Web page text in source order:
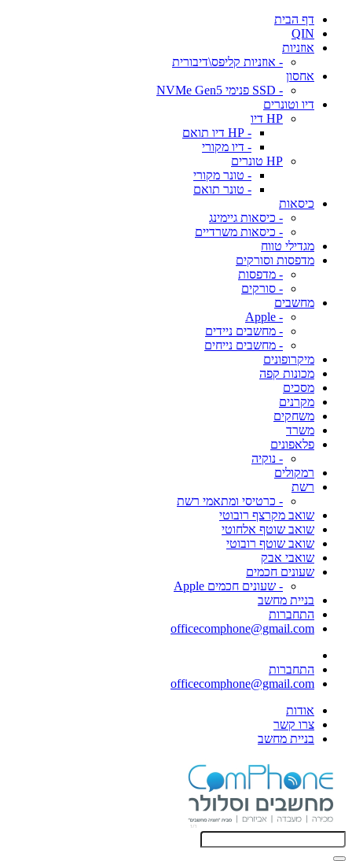
דף הבית
QIN
אוזניות
- אוזניות קליפס\דיבורית
אחסון
- SSD פנימי NVMe Gen5
דיו וטונרים
HP דיו
- HP דיו תואם
- דיו מקורי
HP טונרים
- טונר מקורי
- טונר תואם
כיסאות
- כיסאות גיימינג
- כיסאות משרדיים
מגדילי טווח
מדפסות וסורקים
- מדפסות
- סורקים
מחשבים
- Apple
- מחשבים ניידים
- מחשבים נייחים
מיקרופונים
מכונות קפה
מסכים
מקרנים
משחקים
משרד
פלאפונים
- נוקיה
רמקולים
רשת
- כרטיסי ומתאמי רשת
שואב מקרצף רובוטי
שואב שוטף אלחוטי
שואב שוטף רובוטי
שואבי אבק
שעונים חכמים
- שעונים חכמים Apple
בניית מחשב
התחברות
officecomphone@gmail.com
התחברות
officecomphone@gmail.com
אודות
צרו קשר
בניית מחשב